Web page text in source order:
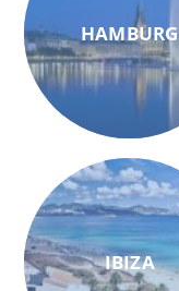
HAMBURG
IBIZA